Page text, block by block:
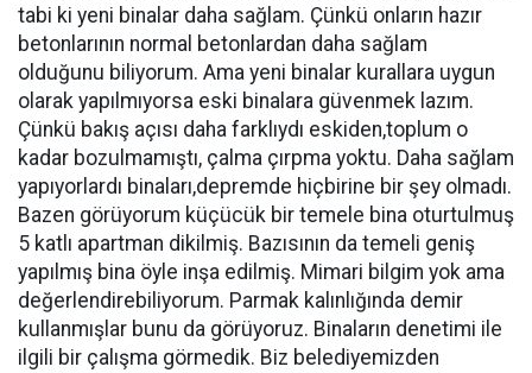
tabi ki yeni binalar daha sağlam. Çünkü onların hazır
betonlarının normal betonlardan daha sağlam
olduğunu biliyorum. Ama yeni binalar kurallara uygun
olarak yapılmıyorsa eski binalara güvenmek lazım.
Çünkü bakış açısı daha farklıydı eskiden,toplum o
kadar bozulmamıştı, çalma çırpma yoktu. Daha sağlam
yapıyorlardı binaları,depremde hiçbirine bir şey olmadı.
Bazen görüyorum küçücük bir temele bina oturtulmuş
5 katlı apartman dikilmiş. Bazısının da temeli geniş
yapılmış bina öyle inşa edilmiş. Mimari bilgim yok ama
değerlendirebiliyorum. Parmak kalınlığında demir
kullanmışlar bunu da görüyoruz. Binaların denetimi ile
ilgili bir çalışma görmedik. Biz belediyemizden